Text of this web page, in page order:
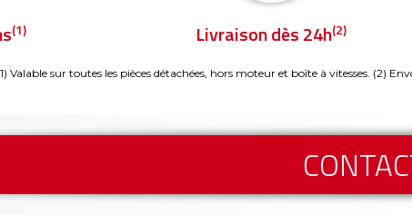
(1) Livraison dès 24h(2)
Valable sur toutes les pièces détachées, hors moteur et boîte à vitesses. (2)